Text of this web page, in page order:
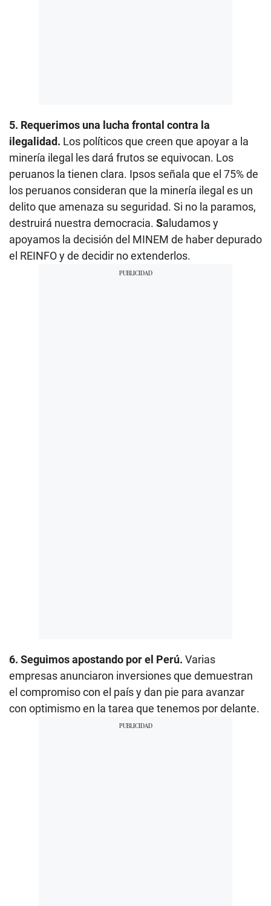
5. Requerimos una lucha frontal contra la
ilegalidad. Los políticos que creen que apoyar a la
minería ilegal les dará frutos se equivocan. Los
peruanos la tienen clara. Ipsos señala que el 75% de
los peruanos consideran que la minería ilegal es un
delito que amenaza su seguridad. Si no la paramos,
destruirá nuestra democracia. Saludamos y
apoyamos la decisión del MINEM de haber depurado
el REINFO y de decidir no extenderlos.
6. Seguimos apostando por el Perú. Varias
empresas anunciaron inversiones que demuestran
el compromiso con el país y dan pie para avanzar
con optimismo en la tarea que tenemos por delante.